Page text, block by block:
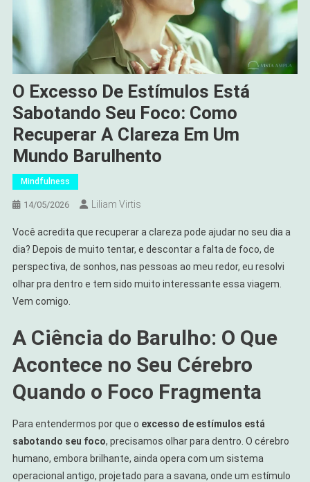
O Excesso De Estímulos Está
Sabotando Seu Foco: Como
Recuperar A Clareza Em Um
Mundo Barulhento
Mindfulness
14/05/2026 Liliam Virtis
Você acredita que recuperar a clareza pode ajudar no seu dia a
dia? Depois de muito tentar, e descontar a falta de foco, de
perspectiva, de sonhos, nas pessoas ao meu redor, eu resolvi
olhar pra dentro e tem sido muito interessante essa viagem.
Vem comigo.
A Ciência do Barulho: O Que
Acontece no Seu Cérebro
Quando o Foco Fragmenta
Para entendermos por que o excesso de estímulos está
sabotando seu foco, precisamos olhar para dentro. O cérebro
humano, embora brilhante, ainda opera com um sistema
operacional antigo, projetado para a savana, onde um estímulo